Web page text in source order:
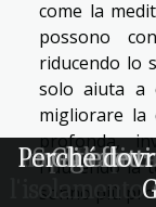
come la
possono
riducendo lo
solo aiuta a
migliorare la
profonda,
riducendo la
sonno più
La
Impatto
Svegliati
Gli
Perché